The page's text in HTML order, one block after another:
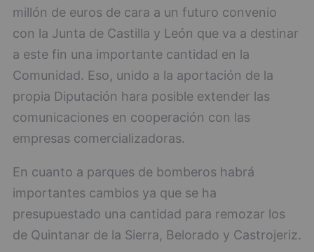
millón de euros de cara a un futuro convenio
con la Junta de Castilla y León que va a destinar
a este fin una importante cantidad en la
Comunidad. Eso, unido a la aportación de la
propia Diputación hara posible extender las
comunicaciones en cooperación con las
empresas comercializadoras.
En cuanto a parques de bomberos habrá
importantes cambios ya que se ha
presupuestado una cantidad para remozar los
de Quintanar de la Sierra, Belorado y Castrojeriz.